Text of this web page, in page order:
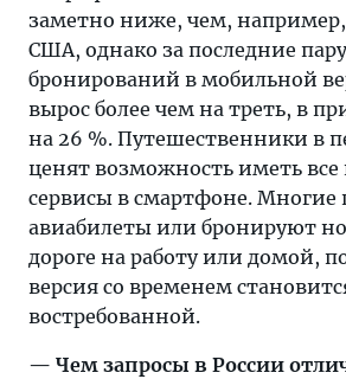
заметно ниже, чем,
США, однако за последние
бронирований в мобильной
вырос более чем на треть, в
на 26 %. Путешественники в
ценят возможность иметь
сервисы в смартфоне. Многие
авиабилеты или бронируют
дороге на работу или домой,
версия со временем
востребованной.
— Чем запросы в России